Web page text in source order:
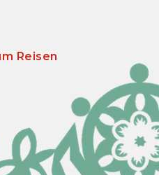
Reisen